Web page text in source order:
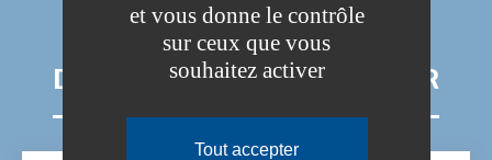
DOCUMENTS À TÉLÉCHARGER
et vous donne le contrôle
sur ceux que vous
souhaitez activer
Tout accepter